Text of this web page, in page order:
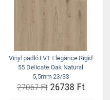
Vinyl padló LVT Elegance Rigid
55 Delicate Oak Natural
5,5mm 23/33
27067 Ft26738 Ft